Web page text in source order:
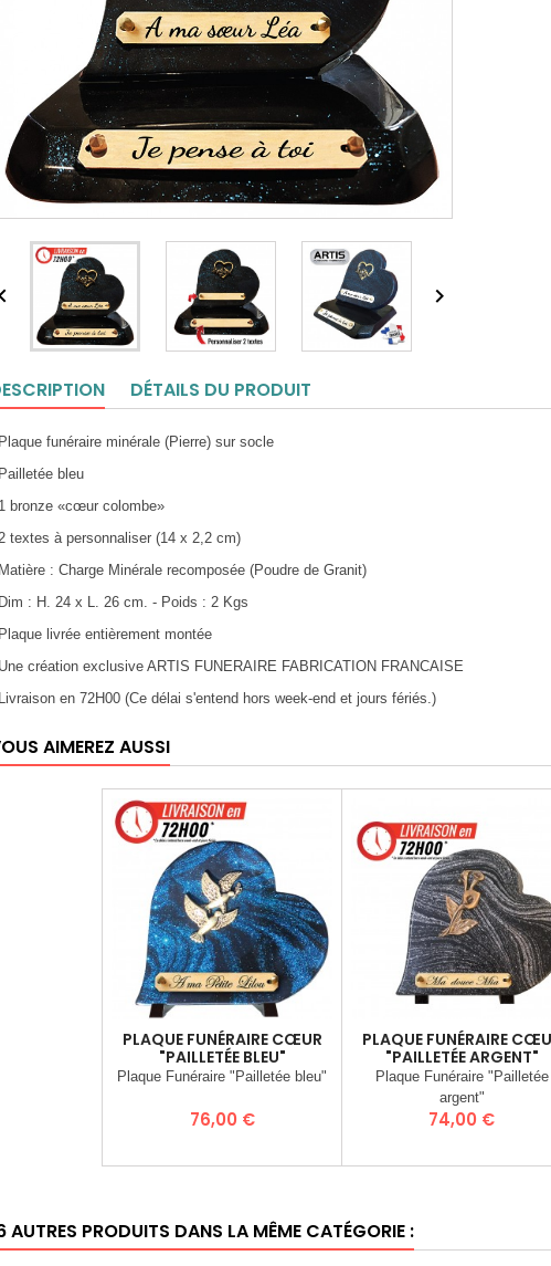

DÉTAILS DU PRODUIT
funéraire minérale (Pierre) sur socle
bleu
bronze «cœur colombe»
textes à personnaliser (14 x 2,2 cm)
: Charge Minérale recomposée (Poudre de Granit)
: H. 24 x L. 26 cm. - Poids : 2 Kgs
livrée entièrement montée
création exclusive ARTIS FUNERAIRE FABRICATION FRANCAISE
en 72H00 (Ce délai s'entend hors week-end et jours fériés.)
AIMEREZ AUSSI
PLAQUE FUNÉRAIRE CŒUR
"PAILLETÉE BLEU"
Plaque Funéraire "Pailletée bleu"
Prix
76,00 €
PLAQUE FUNÉRAIRE
"PAILLETÉE ARGENT"
Plaque Funéraire "Pailletée
argent"
Prix
74,00 €
AUTRES PRODUITS DANS LA MÊME CATÉGORIE :